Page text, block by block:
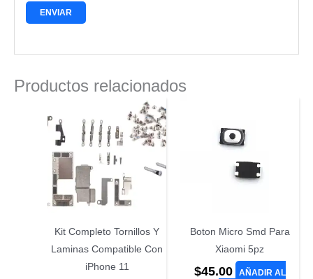
Productos relacionados
Kit Completo Tornillos Y
Laminas Compatible Con
iPhone 11
Boton Micro Smd Para
Xiaomi 5pz
$45.00
AÑADIR AL